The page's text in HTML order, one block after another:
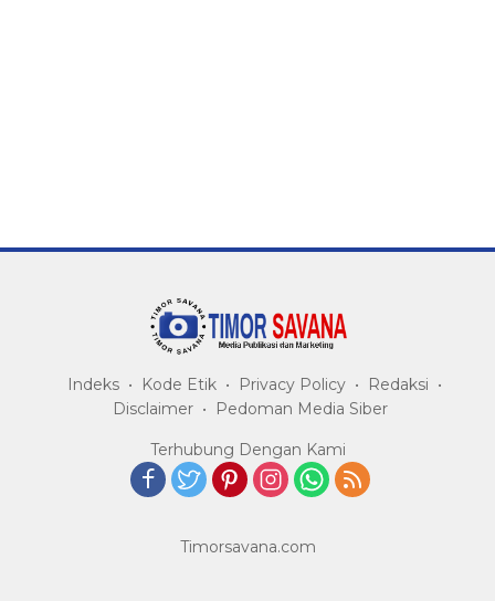
Indeks Kode Etik Privacy Policy
Redaksi
Disclaimer
Pedoman Media Siber
Terhubung Dengan Kami
Timorsavana.com